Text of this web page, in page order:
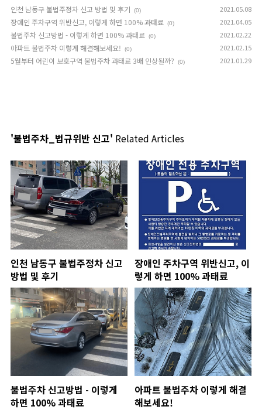
인천 남동구 불법주정차 신고 방법 및 후기
(0) 2021.05.08
장애인 주차구역 위반신고, 이렇게 하면 100% 과태료 (0) 2021.04.05
불법주차 신고방법 - 이렇게 하면 100% 과태료 (0) 2021.02.22
아파트 불법주차 이렇게 해결해보세요! (0) 2021.02.15
5월부터 어린이 보호구역 불법주차 과태료 3배 인상될까? (0) 2021.01.29
'불법주차_법규위반 신고' Related Articles
인천 남동구 불법주정차 신고
방법 및 후기
장애인 주차구역 위반신고, 이
렇게 하면 100% 과태료
불법주차 신고방법 - 이렇게
하면 100% 과태료
아파트 불법주차 이렇게 해결
해보세요!